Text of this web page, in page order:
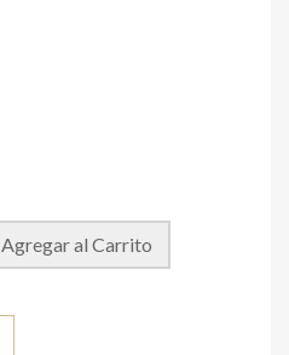
Agregar al Carrito